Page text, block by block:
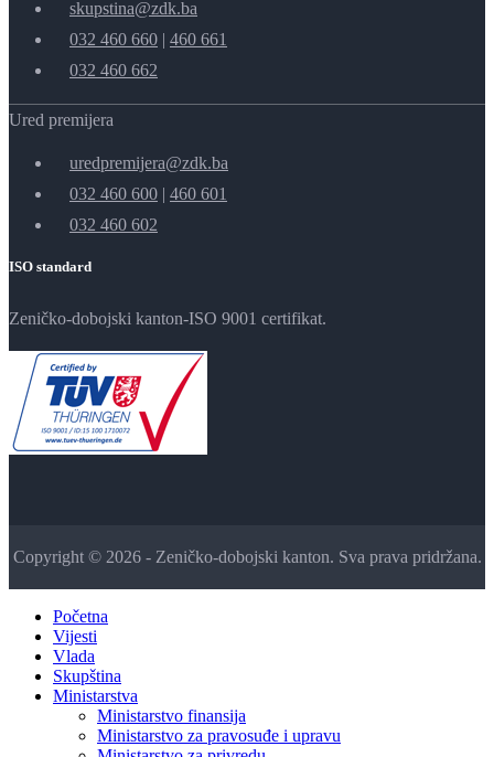
skupstina@zdk.ba
032 460 660 | 460 661
032 460 662
Ured premijera
uredpremijera@zdk.ba
032 460 600 | 460 601
032 460 602
ISO standard
Zeničko-dobojski kanton-ISO 9001 certifikat.
Copyright © 2026 - Zeničko-dobojski kanton. Sva prava pridržana.
Početna
Vijesti
Vlada
Skupština
Ministarstva
Ministarstvo finansija
Ministarstvo za pravosuđe i upravu